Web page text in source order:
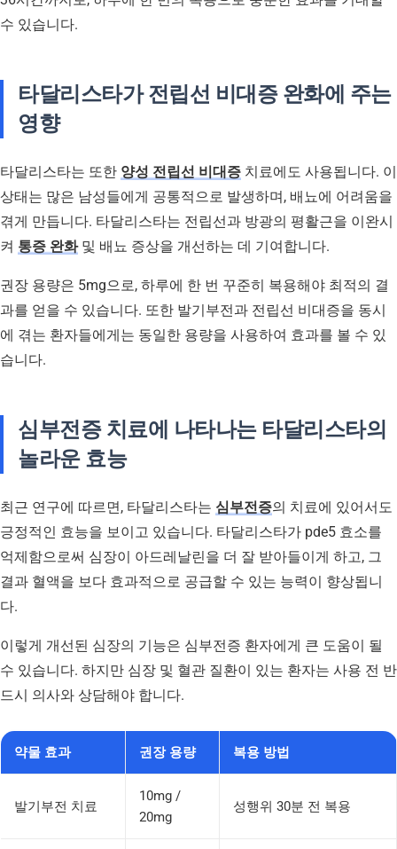
수 있습니다.
타달리스타가 전립선 비대증 완화에 주는
영향
타달리스타는 또한 양성 전립선 비대증 치료에도 사용됩니다. 이
상태는 많은 남성들에게 공통적으로 발생하며, 배뇨에 어려움을
겪게 만듭니다. 타달리스타는 전립선과 방광의 평활근을 이완시
켜 통증 완화및 배뇨 증상을 개선하는 데 기여합니다.
권장 용량은 5mg으로, 하루에 한 번 꾸준히 복용해야 최적의 결
과를 얻을 수 있습니다. 또한 발기부전과 전립선 비대증을 동시
에 겪는 환자들에게는 동일한 용량을 사용하여 효과를 볼 수 있
습니다.
심부전증 치료에 나타나는 타달리스타의
놀라운 효능
최근 연구에 따르면, 타달리스타는 심부전증의 치료에 있어서도
긍정적인 효능을 보이고 있습니다. 타달리스타가 pde5 효소를
억제함으로써 심장이 아드레날린을 더 잘 받아들이게 하고, 그
결과 혈액을 보다 효과적으로 공급할 수 있는 능력이 향상됩니
다.
이렇게 개선된 심장의 기능은 심부전증 환자에게 큰 도움이 될
수 있습니다. 하지만 심장 및 혈관 질환이 있는 환자는 사용 전 반
드시 의사와 상담해야 합니다.
약물 효과 권장 용량 복용 방법
발기부전 치료
10mg /
20mg
성행위 30분 전 복용